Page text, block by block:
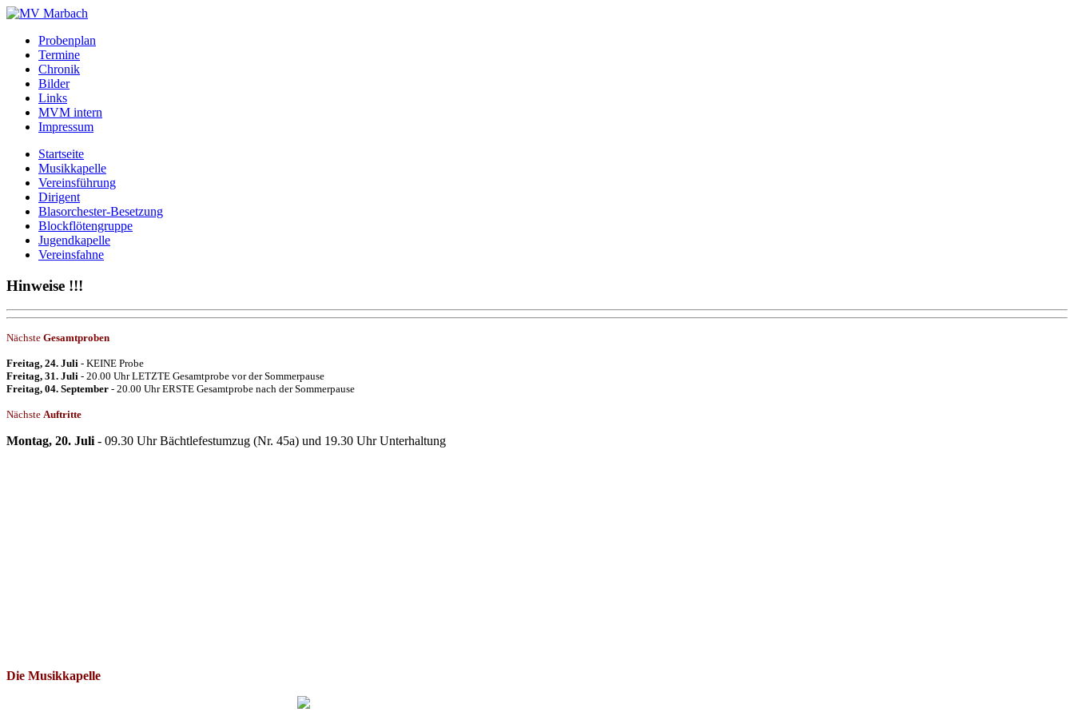
Probenplan
Termine
Chronik
Bilder
Links
MVM intern
Impressum
Startseite
Musikkapelle
Vereinsführung
Dirigent
Blasorchester-Besetzung
Blockflötengruppe
Jugendkapelle
Vereinsfahne
Hinweise !!!
Nächste Gesamtproben
Freitag, 24. Juli - KEINE Probe
Freitag, 31. Juli - 20.00 Uhr LETZTE Gesamtprobe vor der Sommerpause
Freitag, 04. September - 20.00 Uhr ERSTE Gesamtprobe nach der Sommerpause
Nächste Auftritte
Montag, 20. Juli- 09.30 Uhr Bächtlefestumzug (Nr. 45a) und 19.30 Uhr Unterhaltung
Die Musikkapelle